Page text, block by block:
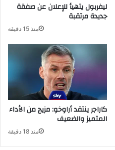
ليفربول يتهيأ للإعلان عن صفقة
جديدة مرتقبة
منذ 15 دقيقة
كاراجر ينتقد أراوخو: مزيج من الأداء
المتميز والضعيف
منذ 18 دقيقة